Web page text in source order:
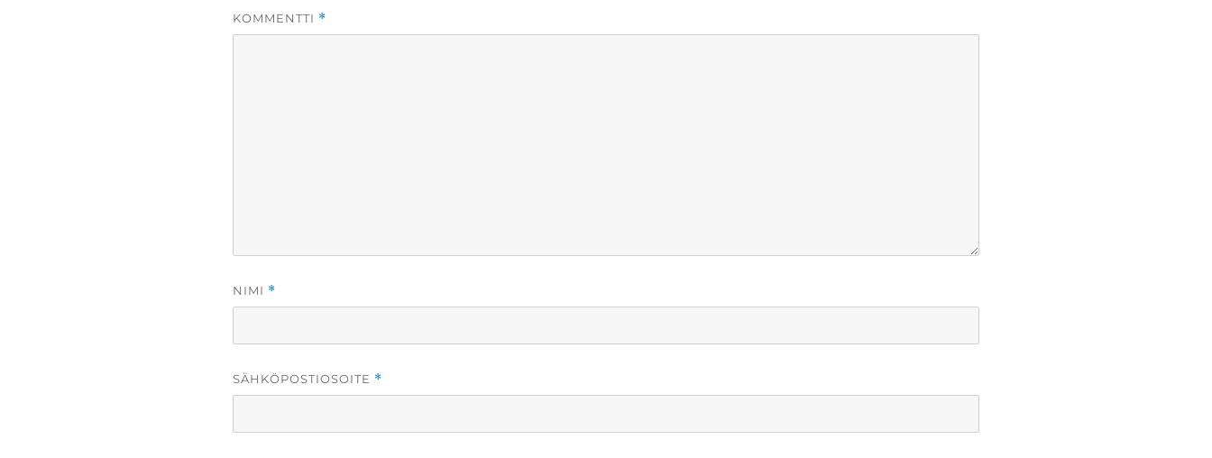
KOMMENTTI *
NIMI *
SÄHKÖPOSTIOSOITE *